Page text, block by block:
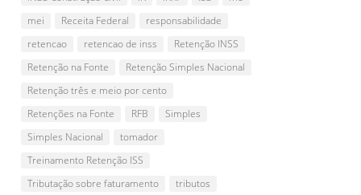
mei
Receita Federal
responsabilidade
retencao
retencao de inss
Retenção INSS
Retenção na Fonte
Retenção Simples Nacional
Retenção três e meio por cento
Retenções na Fonte
RFB
Simples
Simples Nacional
tomador
Treinamento Retenção ISS
Tributação sobre faturamento
tributos